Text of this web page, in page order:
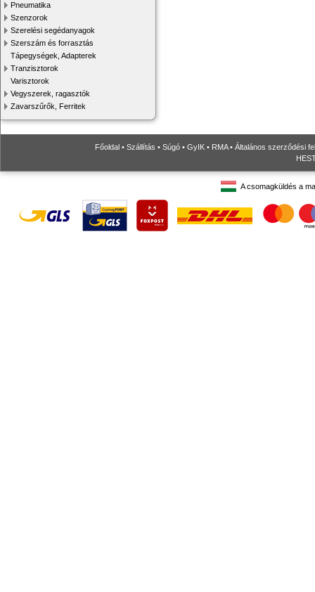
Pneumatika
Szenzorok
Szerelési segédanyagok
Szerszám és forrasztás
Tápegységek, Adapterek
Tranzisztorok
Varisztorok
Vegyszerek, ragasztók
Zavarszűrők, Ferritek
Főoldal • Szállítás • Súgó • GyIK • RMA• Általános szerződési
A csomagküldés a